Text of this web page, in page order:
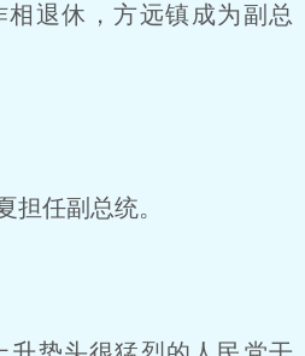
退休，方远镇成为副总
任副总统。